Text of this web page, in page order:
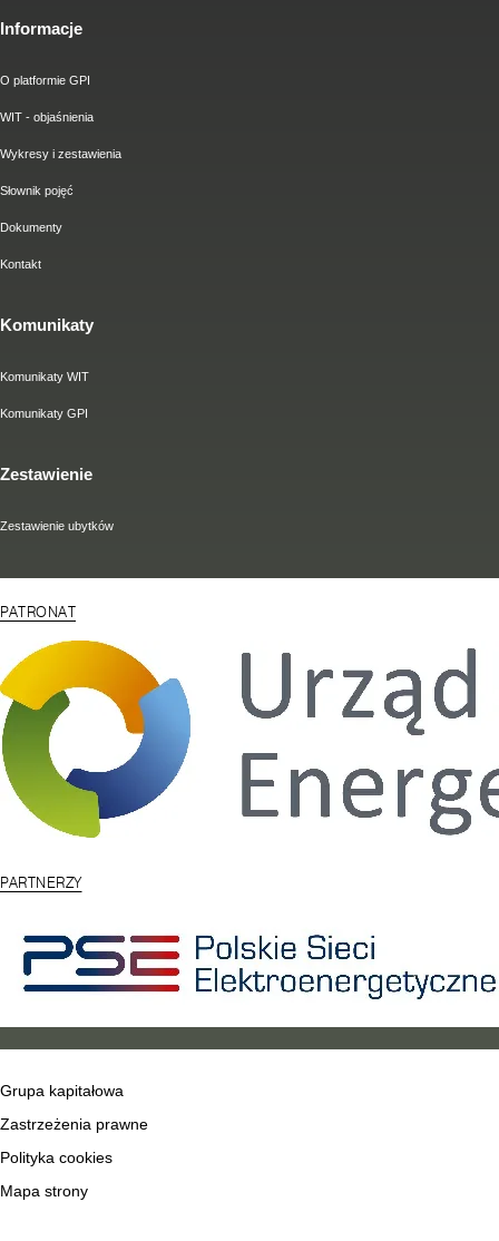
Informacje
O platformie GPI
WIT - objaśnienia
Wykresy i zestawienia
Słownik pojęć
Dokumenty
Kontakt
Komunikaty
Komunikaty WIT
Komunikaty GPI
Zestawienie
Zestawienie ubytków
PATRONAT
PARTNERZY
Grupa kapitałowa
Zastrzeżenia prawne
Polityka cookies
Mapa strony